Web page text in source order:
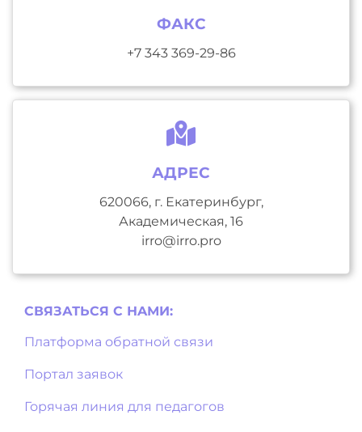
ФАКС
+7 343 369-29-86
АДРЕС
620066, г. Екатеринбург,
Академическая, 16
irro@irro.pro
СВЯЗАТЬСЯ С НAМИ:
Платформа обратной связи
Портал заявок
Горячая линия для педагогов